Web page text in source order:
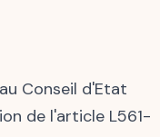
Conseil d'Etat
de l'article L561-